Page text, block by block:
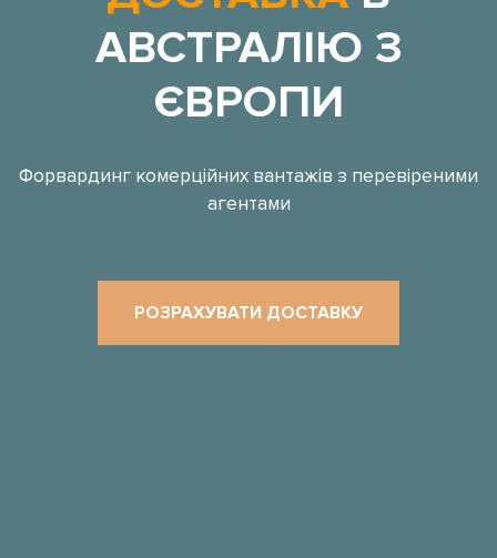
АВСТРАЛІЮ З
ЄВРОПИ
Форвардинг комерційних вантажів з перевіреними
агентами
РОЗРАХУВАТИ ДОСТАВКУ